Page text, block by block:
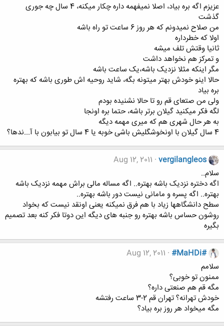
عزیزم اگه بره بیاد، اصلا نمیفهمه داره چکار میکنه، 4 سال چه جوری
گذشت
من صلاح نمیدونم که هر روز 6 ساعت تو راه باشه
اولا که خطرداره
ثانیا وقتش تلف میشه
و تمرکز هم نخواهد داشت
مگر اینکه مثلا نزدیک باشه،یک ساعت باشه
حالا اینو خودش بهتر میتونه بگه، شاید روحیه اش طوری باشه که بهتره
بره بیاد
ولی من صتعای قم رو تا حالا نشنیده بودم
لگه فکر میکنید گیلان برتر باشه، حتما بره اونجا
به هر حال شهری هم که میری مهمه دیگه
4 سال گیلان با اونخوشگلیش باشی خوبه یا 4 سال تو بیابون با آ...ندها؟
vergilangleos
Aug 12, 2011
سلام..
اگه دختره نزدیک باشه بهتره.. اگه مساله مالی براش مهمه نزدیک باشه
بهتره.. اگه پسره و مامانی نیست دور باشه بهتره..
سطح دانشگاهها زیاد با هم فرق نمیکنه یعنی اونقد نیست که بخواد
روشون حساس باشه بهتره رو جنبه های دیگه این دوتا فکر کنه بعد تصمیم
بگیره
#MaHDi#
Aug 12, 2011
سلامم
ممنون تو خوبی؟
مگه قم هم صنعتی داره؟
خودش تهرانه؟ تهران قم 2-3 ساعت رفتشه
مگه میخواد هر روز بره بیاد؟